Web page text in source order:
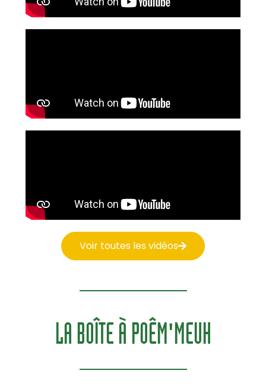
Voir toutes les vidéos
LA BOÎTE À POÊM'MEUH